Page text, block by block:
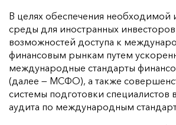
В целях обеспечения
среды для иностранных
возможностей доступа к
финансовым рынкам путем
международные стандарты
(далее — МСФО), а также
системы подготовки специалистов
аудита по международным